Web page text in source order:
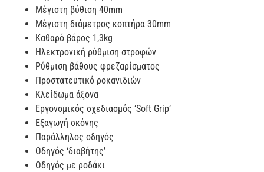
Μέγιστη βύθιση 40mm
Μέγιστη διάμετρος κοπτήρα 30mm
Καθαρό βάρος 1,3kg
Ηλεκτρονική ρύθμιση στροφών
Ρύθμιση βάθους φρεζαρίσματος
Προστατευτικό ροκανιδιών
Κλείδωμα άξονα
Εργονομικός σχεδιασμός ‘Soft Grip’
Εξαγωγή σκόνης
Παράλληλος οδηγός
Οδηγός ‘διαβήτης’
Οδηγός με ροδάκι